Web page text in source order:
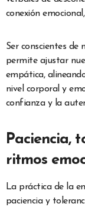
conexión
Ser conscientes de
permite ajustar
empática,
nivel corporal y
confianza y la
Paciencia,
ritmos
La práctica de la
paciencia y